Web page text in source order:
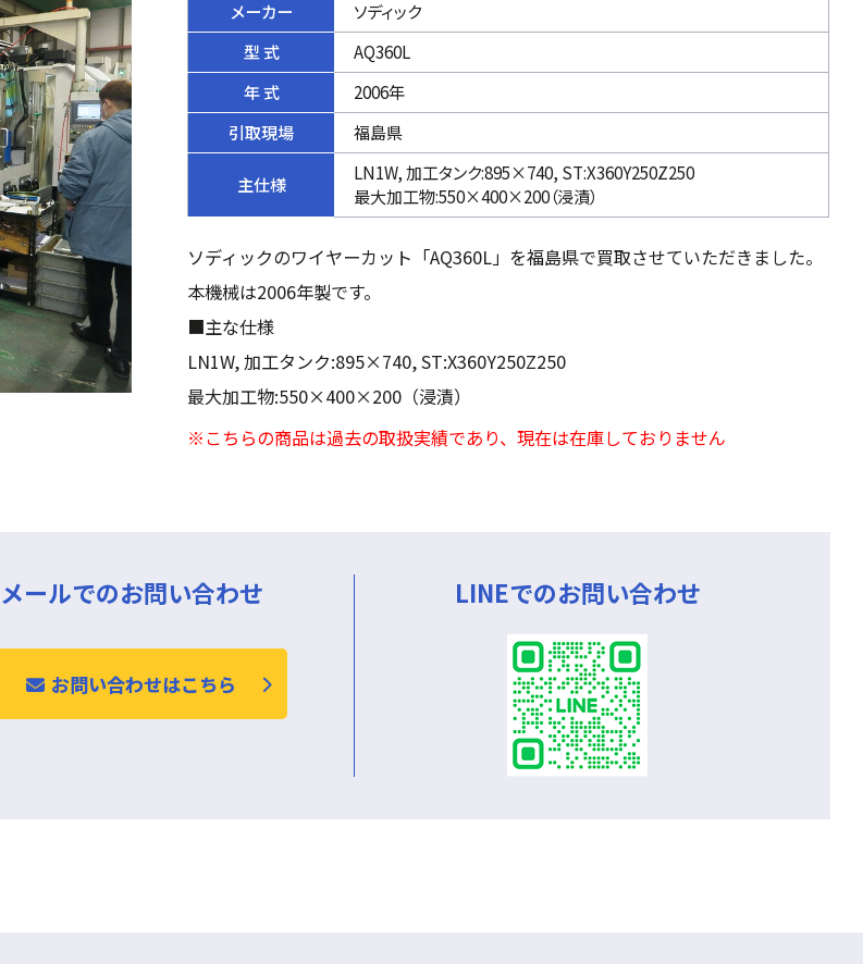
メーカー
ソディック
型 式
AQ360L
年 式
2006年
引取現場
福島県
主仕様
LN1W, 加工タンク:895×740, ST:X360Y250Z250
最大加工物:550×400×200（浸漬）
ソディックのワイヤーカット「AQ360L」を福島県で買取させていただきました。
本機械は2006年製です。
■主な仕様
LN1W, 加工タンク:895×740, ST:X360Y250Z250
最大加工物:550×400×200（浸漬）
※こちらの商品は過去の取扱実績であり、現在は在庫しておりません
メールでのお問い合わせ
お問い合わせはこちら
LINEでのお問い合わせ